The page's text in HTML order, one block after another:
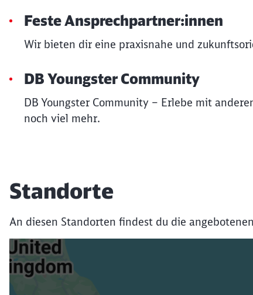
Feste Ansprechpartner:innen
Wir bieten dir eine praxisnahe und
DB Youngster Community
DB Youngster Community – Erlebe mit
noch viel mehr.
Standorte
An diesen Standorten findest du die